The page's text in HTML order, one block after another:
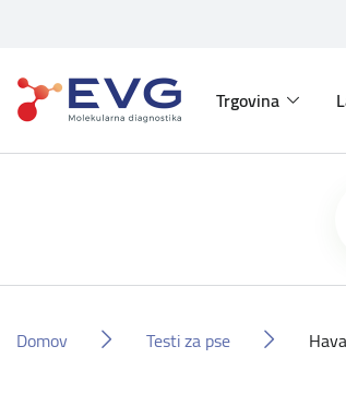
Trgovina
Domov Testi za pse